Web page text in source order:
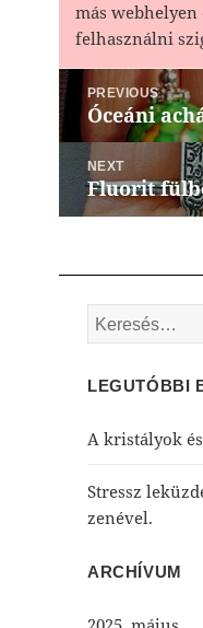
más
felhasználni
Bejegyzés
navigáció
PREVIOUS
Previous
post:
Óceáni
NEXT
Next
post:
Fluorit
Keresés:
LEGUTÓBBI
A kristályok
Stressz
zenével.
ARCHÍVUM